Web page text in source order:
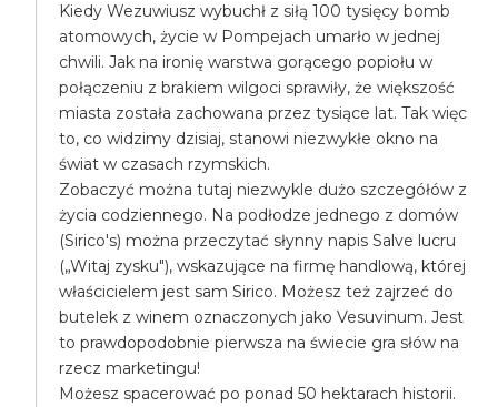
Kiedy Wezuwiusz wybuchł z siłą 100 tysięcy bomb
atomowych, życie w Pompejach umarło w jednej
chwili. Jak na ironię warstwa gorącego popiołu w
połączeniu z brakiem wilgoci sprawiły, że większość
miasta została zachowana przez tysiące lat. Tak więc
to, co widzimy dzisiaj, stanowi niezwykłe okno na
świat w czasach rzymskich.
Zobaczyć można tutaj niezwykle dużo szczegółów z
życia codziennego. Na podłodze jednego z domów
(Sirico's) można przeczytać słynny napis Salve lucru
(„Witaj zysku"), wskazujące na firmę handlową, której
właścicielem jest sam Sirico. Możesz też zajrzeć do
butelek z winem oznaczonych jako Vesuvinum. Jest
to prawdopodobnie pierwsza na świecie gra słów na
rzecz marketingu!
Możesz spacerować po ponad 50 hektarach historii.